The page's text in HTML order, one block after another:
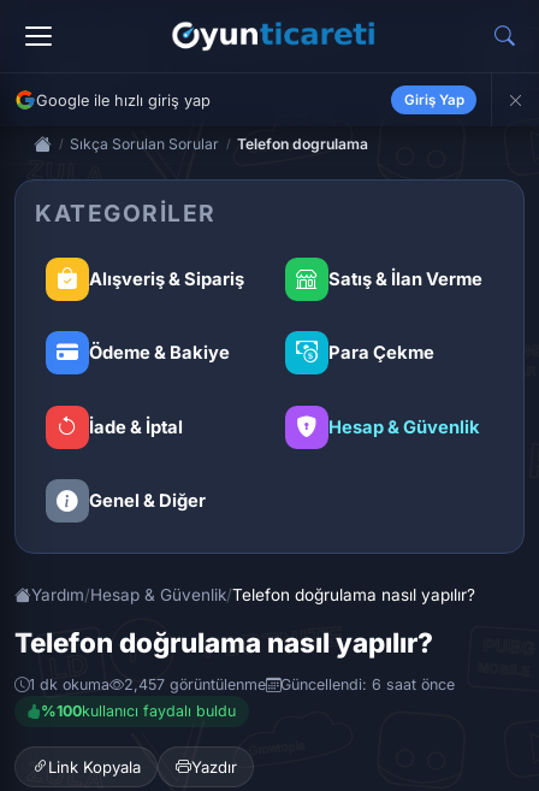
Google ile hızlı giriş yap Giriş Yap
Sıkça Sorulan Sorular Telefon dogrulama
KATEGORILER
Alışveriş & Sipariş Satış & İlan Verme
Ödeme & Bakiye Para Çekme
İade & İptal Hesap & Güvenlik
Genel & Diğer
Yardım/Hesap & Güvenlik/Telefon doğrulama nasıl yapılır?
Telefon doğrulama nasıl yapılır?
1 dk okuma 2,457 görüntülenme
Güncellendi: 6 saat önce
%100kullanıcı faydalı buldu
Link Kopyala Yazdır